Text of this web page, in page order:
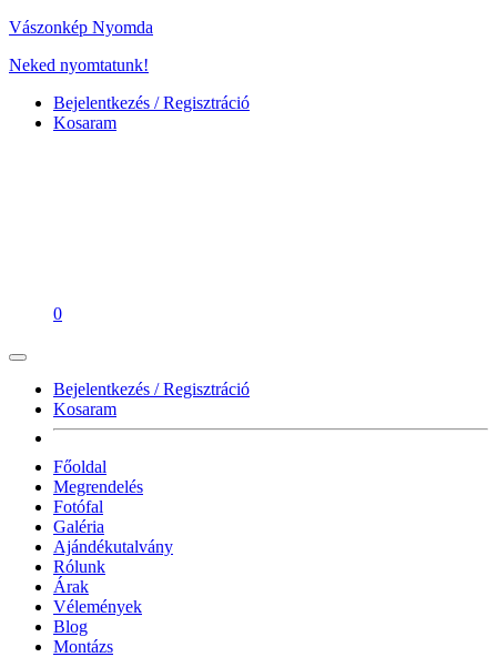
Vászonkép Nyomda
Neked nyomtatunk!
Bejelentkezés / Regisztráció
Kosaram
0
Bejelentkezés / Regisztráció
Kosaram
Főoldal
Megrendelés
Fotófal
Galéria
Ajándékutalvány
Rólunk
Árak
Vélemények
Blog
Montázs